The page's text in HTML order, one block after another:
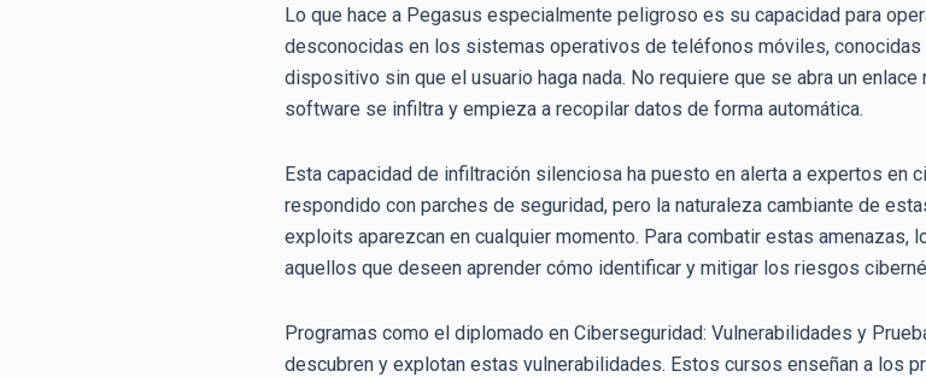
Lo que hace a Pegasus especialmente peligroso es su capacidad para
desconocidas en los sistemas operativos de teléfonos móviles, conocidas
dispositivo sin que el usuario haga nada. No requiere que se abra un
software se infiltra y empieza a recopilar datos de forma automática.
Esta capacidad de infiltración silenciosa ha puesto en alerta a expertos
respondido con parches de seguridad, pero la naturaleza cambiante de
exploits aparezcan en cualquier momento. Para combatir estas
aquellos que deseen aprender cómo identificar y mitigar los riesgos
Programas como el diplomado en Ciberseguridad: Vulnerabilidades y
descubren y explotan estas vulnerabilidades. Estos cursos enseñan a los